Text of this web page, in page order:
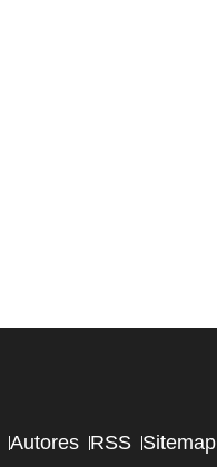
Autores RSS Sitemap